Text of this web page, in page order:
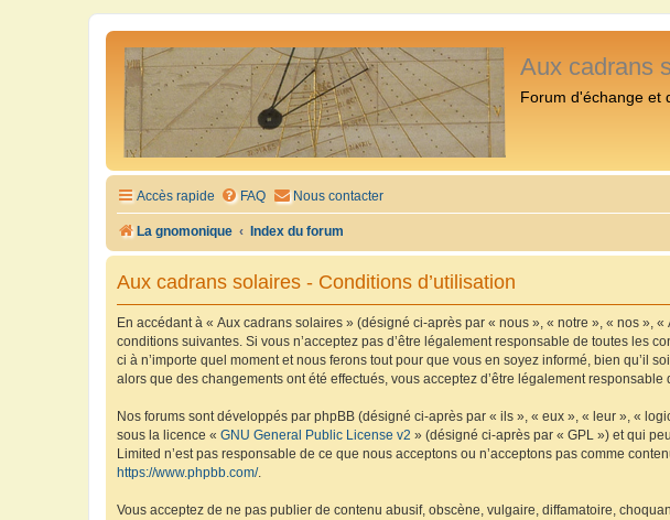
Aux cadrans
Forum d'échange et
Accès rapide FAQ Nous contacter
La gnomonique Index du forum
Aux cadrans solaires - Conditions d’utilisation
En accédant à « Aux cadrans solaires » (désigné ci-après par « nous », « notre », « nos »,
conditions suivantes. Si vous n’acceptez pas d’être légalement responsable de toutes les
ci à n’importe quel moment et nous ferons tout pour que vous en soyez informé, bien qu’il
alors que des changements ont été effectués, vous acceptez d’être légalement
Nos forums sont développés par phpBB (désigné ci-après par « ils », « eux », « leur », «
sous la licence « GNU General Public License v2 » (désigné ci-après par « GPL ») et qui
Limited n’est pas responsable de ce que nous acceptons ou n’acceptons pas comme
https://www.phpbb.com/.
Vous acceptez de ne pas publier de contenu abusif, obscène, vulgaire, diffamatoire,